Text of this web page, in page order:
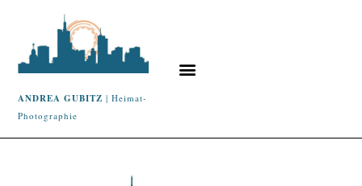
ANDREA GUBITZ | Heimat-
Photographie